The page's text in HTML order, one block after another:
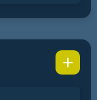
+